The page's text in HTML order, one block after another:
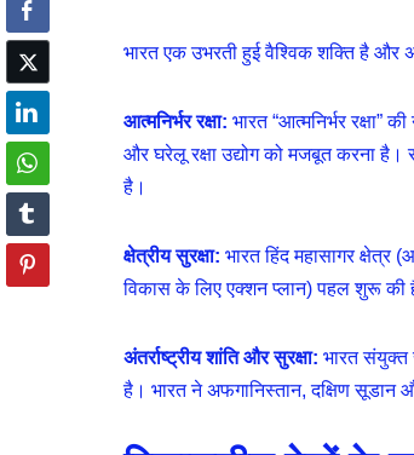
भारत एक उभरती हुई वैश्विक शक्ति है और
आत्मनिर्भर रक्षा: भारत “आत्मनिर्भर रक्षा”
और घरेलू रक्षा उद्योग को मजबूत करना है।
है।
क्षेत्रीय सुरक्षा: भारत हिंद महासागर
विकास के लिए एक्शन प्लान) पहल शुरू की
अंतर्राष्ट्रीय शांति और सुरक्षा: भारत संयुक्त
है। भारत ने अफगानिस्तान, दक्षिण सूडान